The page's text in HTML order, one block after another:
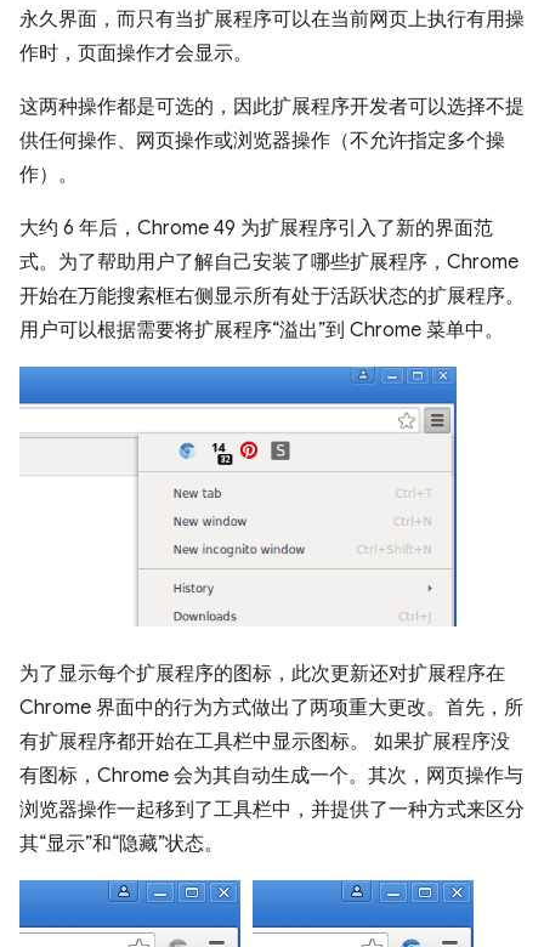
永久界面，而只有当扩展程序可以在当前网页上执行有用操
作时，页面操作才会显示。
这两种操作都是可选的，因此扩展程序开发者可以选择不提
供任何操作、网页操作或浏览器操作（不允许指定多个操
作）。
大约 6 年后，Chrome 49 为扩展程序引入了新的界面范
式。为了帮助用户了解自己安装了哪些扩展程序，Chrome
开始在万能搜索框右侧显示所有处于活跃状态的扩展程序。
用户可以根据需要将扩展程序“溢出”到 Chrome 菜单中。
为了显示每个扩展程序的图标，此次更新还对扩展程序在
Chrome 界面中的行为方式做出了两项重大更改。首先，所
有扩展程序都开始在工具栏中显示图标。 如果扩展程序没
有图标，Chrome 会为其自动生成一个。其次，网页操作与
浏览器操作一起移到了工具栏中，并提供了一种方式来区分
其“显示”和“隐藏”状态。